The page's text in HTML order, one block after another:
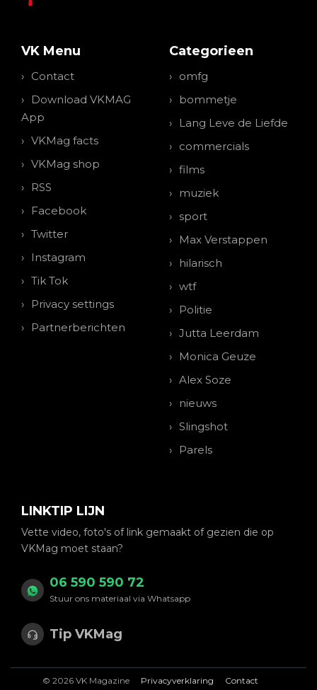
VK Menu
Contact
Download VKMAG
App
VKMag facts
VKMag shop
RSS
Facebook
Twitter
Instagram
Tik Tok
Privacy settings
Partnerberichten
Categorieen
omfg
bommetje
Lang Leve de Liefde
commercials
films
muziek
sport
Max Verstappen
hilarisch
wtf
Politie
Jutta Leerdam
Monica Geuze
Alex Soze
nieuws
Slingshot
Parels
LINKTIP LIJN
Vette video, foto's of link gemaakt of gezien die op
VKMag moet staan?
06 590 590 72
Stuur ons materiaal via Whatsapp
Tip VKMag
© 2026 VK Magazine Privacyverklaring
Contact